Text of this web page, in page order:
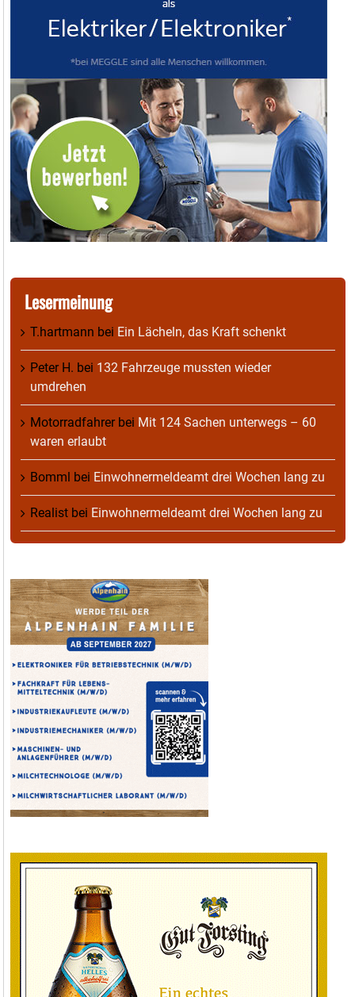
Lesermeinung
T.hartmann bei Ein Lächeln, das Kraft schenkt
Peter H. bei 132 Fahrzeuge mussten wieder
umdrehen
Motorradfahrerbei Mit 124 Sachen unterwegs – 60
waren erlaubt
Bomml bei Einwohnermeldeamt drei Wochen lang zu
Realist bei Einwohnermeldeamt drei Wochen lang zu